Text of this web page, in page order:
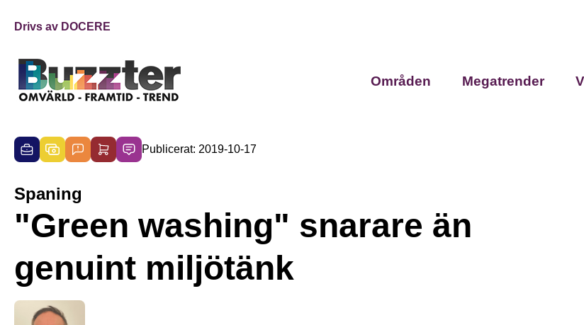
Drivs av DOCERE
Områden Megatrender
Publicerat: 2019-10-17
Spaning
"Green washing" snarare än
genuint miljötänk